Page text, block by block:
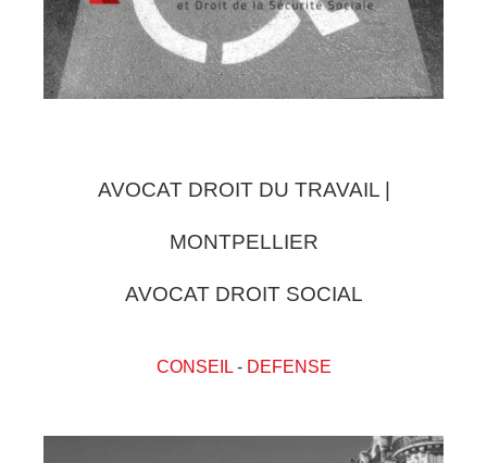
AVOCAT DROIT DU TRAVAIL |
MONTPELLIER
AVOCAT DROIT SOCIAL
CONSEIL- DEFENSE